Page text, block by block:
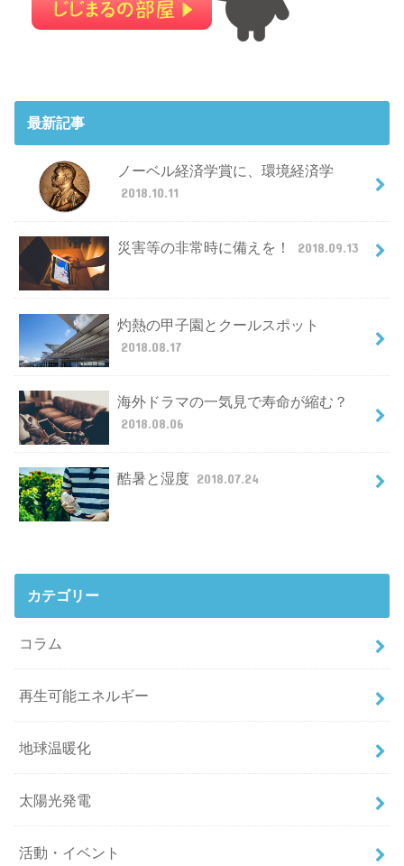
最新記事
ノーベル経済学賞に、環境経済学
2018.10.11
災害等の非常時に備えを！ 2018.09.13
灼熱の甲子園とクールスポット
2018.08.17
海外ドラマの一気見で寿命が縮む？
2018.08.06
酷暑と湿度 2018.07.24
カテゴリー
コラム
再生可能エネルギー
地球温暖化
太陽光発電
活動・イベント